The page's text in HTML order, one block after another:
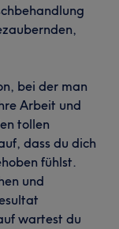
bei der man
Arbeit und
tollen
dass du dich
fühlst.
und
wartest du